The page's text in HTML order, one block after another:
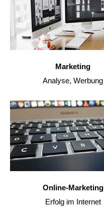
Marketing
Analyse, Werbung
Online-Marketing
Erfolg im Internet